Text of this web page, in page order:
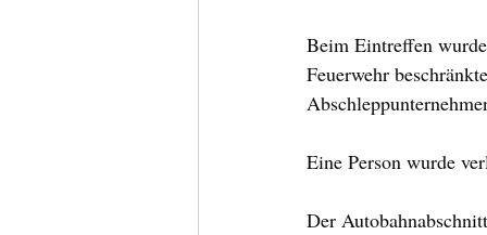
Beim Eintreffen
Feuerwehr
Eine Person wurde
Der